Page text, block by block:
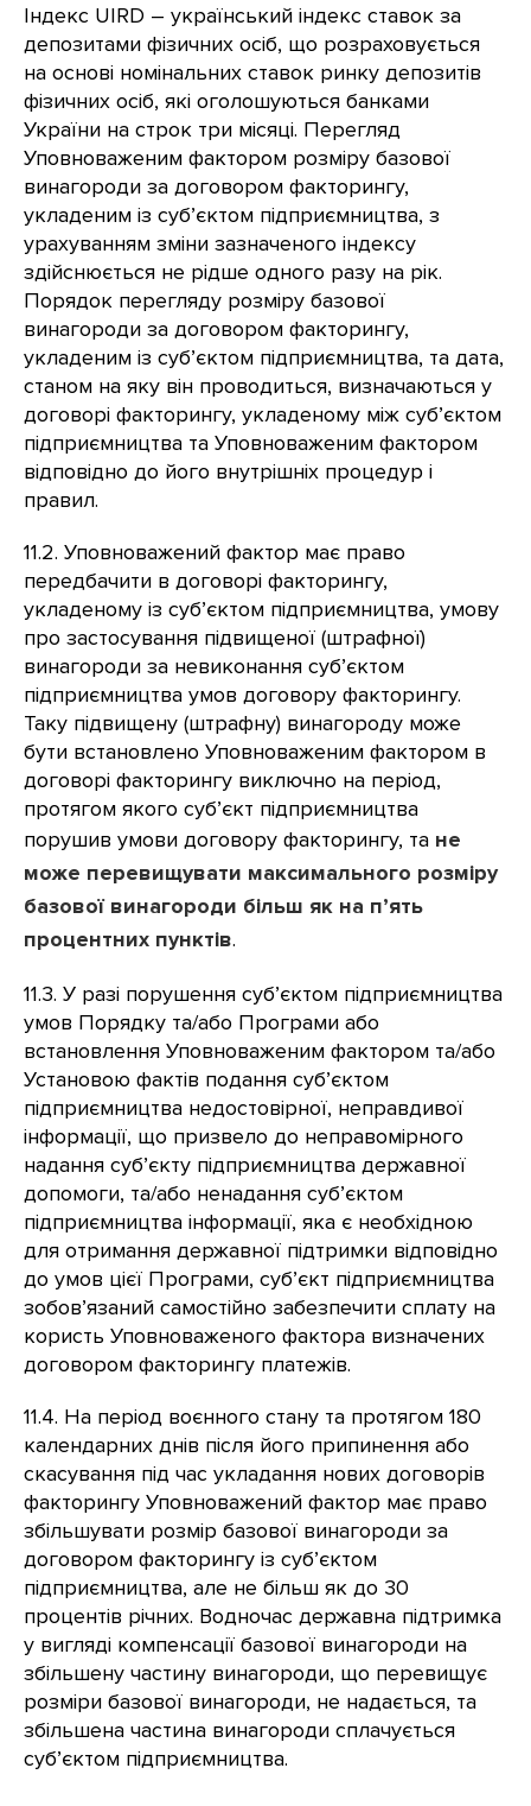
Індекс UIRD – український індекс ставок за
депозитами фізичних осіб, що розраховується
на основі номінальних ставок ринку депозитів
фізичних осіб, які оголошуються банками
України на строк три місяці. Перегляд
Уповноваженим фактором розміру базової
винагороди за договором факторингу,
укладеним із суб’єктом підприємництва, з
урахуванням зміни зазначеного індексу
здійснюється не рідше одного разу на рік.
Порядок перегляду розміру базової
винагороди за договором факторингу,
укладеним із суб’єктом підприємництва, та дата,
станом на яку він проводиться, визначаються у
договорі факторингу, укладеному між суб’єктом
підприємництва та Уповноваженим фактором
відповідно до його внутрішніх процедур і
правил.
11.2. Уповноважений фактор має право
передбачити в договорі факторингу,
укладеному із суб’єктом підприємництва, умову
про застосування підвищеної (штрафної)
винагороди за невиконання суб’єктом
підприємництва умов договору факторингу.
Таку підвищену (штрафну) винагороду може
бути встановлено Уповноваженим фактором в
договорі факторингу виключно на період,
протягом якого суб’єкт підприємництва
порушив умови договору факторингу, та не
може перевищувати максимального розміру
базової винагороди більш як на п’ять
процентних пунктів.
11.3. У разі порушення суб’єктом підприємництва
умов Порядку та/або Програми або
встановлення Уповноваженим фактором та/або
Установою фактів подання суб’єктом
підприємництва недостовірної, неправдивої
інформації, що призвело до неправомірного
надання суб’єкту підприємництва державної
допомоги, та/або ненадання суб’єктом
підприємництва інформації, яка є необхідною
для отримання державної підтримки відповідно
до умов цієї Програми, суб’єкт підприємництва
зобов’язаний самостійно забезпечити сплату на
користь Уповноваженого фактора визначених
договором факторингу платежів.
11.4. На період воєнного стану та протягом 180
календарних днів після його припинення або
скасування під час укладання нових договорів
факторингу Уповноважений фактор має право
збільшувати розмір базової винагороди за
договором факторингу із суб’єктом
підприємництва, але не більш як до 30
процентів річних. Водночас державна підтримка
у вигляді компенсації базової винагороди на
збільшену частину винагороди, що перевищує
розміри базової винагороди, не надається, та
збільшена частина винагороди сплачується
суб’єктом підприємництва.